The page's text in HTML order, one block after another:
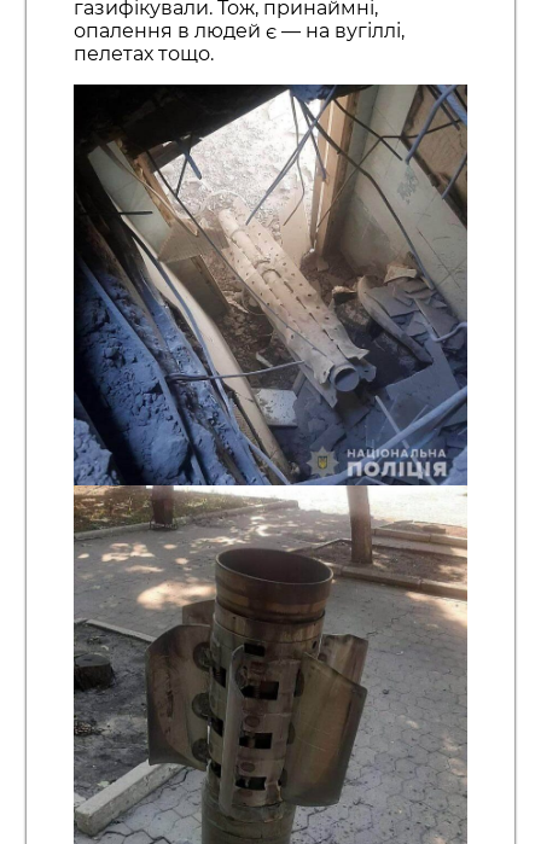
газифікували. Тож, принаймні,
опалення в людей є — на вугіллі,
пелетах тощо.